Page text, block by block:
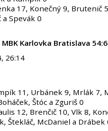
17, Konečný 9, Brutenič
a Spevák 0
Karlovka Bratislava
26:14
11, Urbánek 9, Mrlák 7,
Štóc a Zguriš 0
12, Brenčič 10, Vlk 8,
Štekláč, McDaniel a Drábek